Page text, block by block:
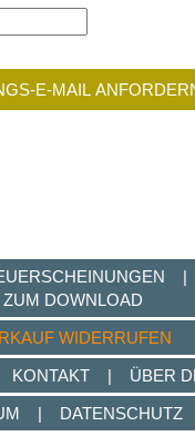
E-MAIL
|
ZUM DOWNLOAD
WIDERRUFEN
KONTAKT |
ÜBER
| DATENSCHUTZ